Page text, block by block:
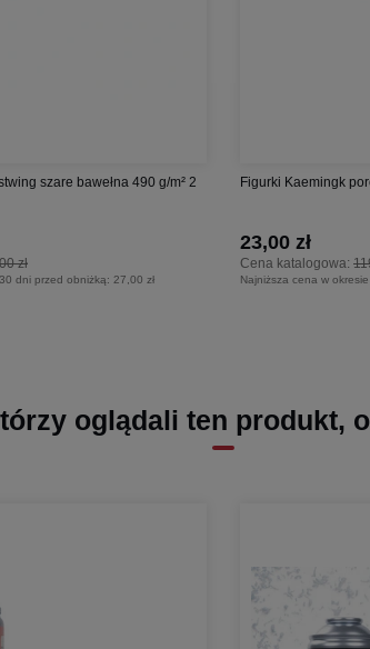
szare bawełna 490 g/m² 2
zł
dni przed obniżką: 27,00 zł
Figurki Kaemingk
Cena katalogowa:
23,00 zł
Najniższa cena w
oglądali ten produkt,